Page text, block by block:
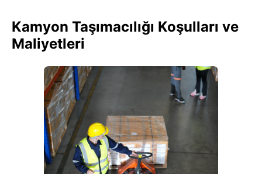
Kamyon Taşımacılığı Koşulları ve
Maliyetleri